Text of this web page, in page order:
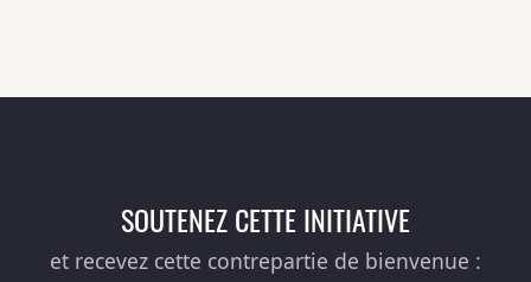
SOUTENEZ CETTE INITIATIVE
et recevez cette contrepartie de bienvenue :